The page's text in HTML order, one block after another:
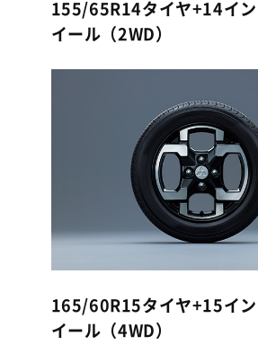
155/65R14タイヤ+14イン
イール（2WD）
165/60R15タイヤ+15イン
イール（4WD）